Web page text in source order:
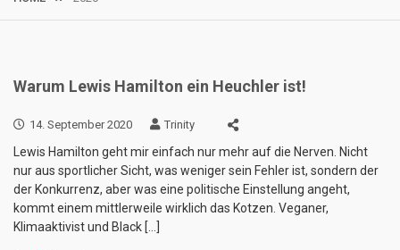
Warum Lewis Hamilton ein Heuchler ist!
14. September 2020 Trinity
Lewis Hamilton geht mir einfach nur mehr auf die Nerven. Nicht
nur aus sportlicher Sicht, was weniger sein Fehler ist, sondern der
der Konkurrenz, aber was eine politische Einstellung angeht,
kommt einem mittlerweile wirklich das Kotzen. Veganer,
Klimaaktivist und Black […]